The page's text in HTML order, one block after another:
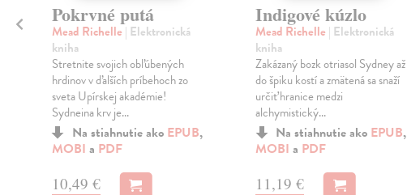
Pokrvné putá
Mead Richelle | Elektronická
kniha
Stretnite svojich obľúbených
hrdinov v ďalších príbehoch zo
sveta Upírskej akadémie!
Sydneina krv je...
Na stiahnutie ako EPUB,
MOBI a PDF
10,49 €
Indigové kúzlo
Mead Richelle | Elektronická
kniha
Zakázaný bozk otriasol Sydney až
do špiku kostí a zmätená sa snaží
určiť hranice medzi
alchymistický...
Na stiahnutie ako EPUB,
MOBI a PDF
11,19 €